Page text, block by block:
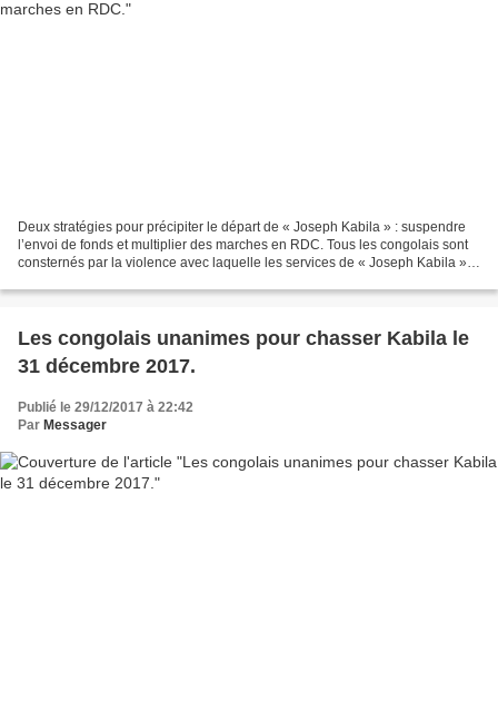
Deux stratégies pour précipiter le départ de « Joseph Kabila » : suspendre
l’envoi de fonds et multiplier des marches en RDC. Tous les congolais sont
consternés par la violence avec laquelle les services de « Joseph Kabila »
Les congolais unanimes pour chasser Kabila le
31 décembre 2017.
Publié le 29/12/2017 à 22:42
Par Messager